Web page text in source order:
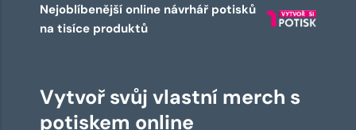
Nejoblíbenější online návrhář potisků
na tisíce produktů
Vytvoř svůj vlastní merch s
potiskem online